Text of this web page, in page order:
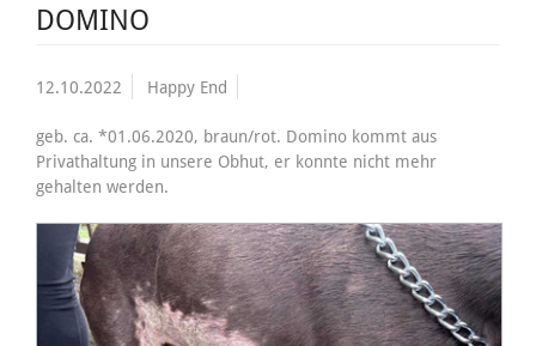
DOMINO
12.10.2022 Happy End
geb. ca. *01.06.2020, braun/rot. Domino kommt aus
Privathaltung in unsere Obhut, er konnte nicht mehr
gehalten werden.